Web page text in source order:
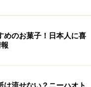
めのお菓子！日本人に喜